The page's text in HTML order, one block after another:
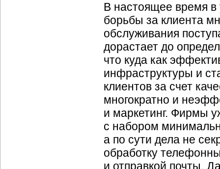
В настоящее время в
борьбы за клиента
обслуживания
дорастает до
что куда как
инфраструктуры и
клиентов за счет
многократно и
и маркетинг. Фирмы
с набором
а по сути дела не
обработку
и отправкой почты.